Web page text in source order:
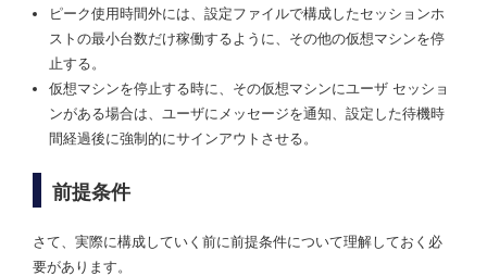
ピーク使用時間外には、設定ファイルで構成したセッションホ
ストの最小台数だけ稼働するように、その他の仮想マシンを停
止する。
仮想マシンを停止する時に、その仮想マシンにユーザ セッショ
ンがある場合は、ユーザにメッセージを通知、設定した待機時
間経過後に強制的にサインアウトさせる。
前提条件
さて、実際に構成していく前に前提条件について理解しておく必
要があります。